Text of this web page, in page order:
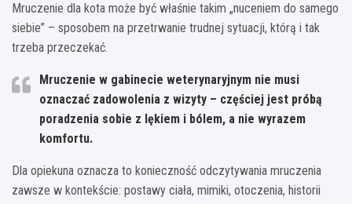
Mruczenie dla kota może być właśnie takim „nuceniem do samego
siebie” – sposobem na przetrwanie trudnej sytuacji, którą i tak
trzeba przeczekać.
Mruczenie w gabinecie weterynaryjnym nie musi
oznaczać zadowolenia z wizyty – częściej jest próbą
poradzenia sobie z lękiem i bólem, a nie wyrazem
komfortu.
Dla opiekuna oznacza to konieczność odczytywania mruczenia
zawsze w kontekście: postawy ciała, mimiki, otoczenia, historii